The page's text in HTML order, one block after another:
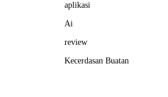
aplikasi
Ai
review
Kecerdasan Buatan